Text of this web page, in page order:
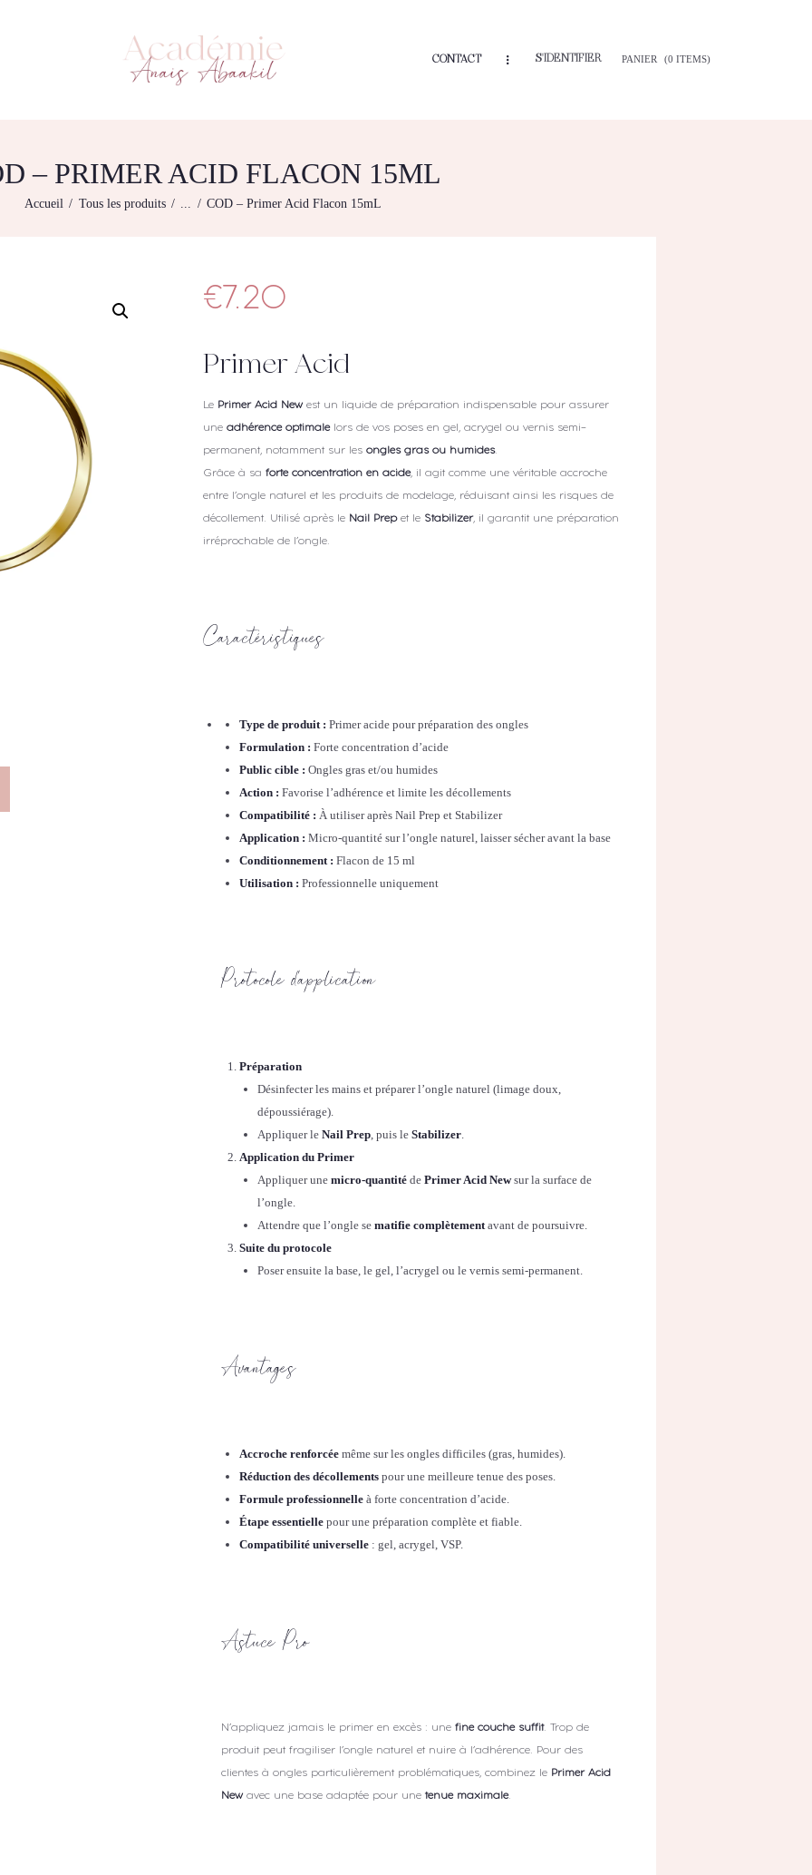
CONTACT S'IDENTIFIER PANIER (0 ITEMS)
– PRIMER ACID FLACON 15ML
Accueil Tous les produits COD – Primer Acid Flacon 15mL
ACADÉMIE ANAÏS ABAAKIL
Formation et shop Indigo
NOS FORMATIONS
AGENDA DE
BOUTIQUE
CONTACTEZ-NOUS
€7.20
Primer Acid
Le Primer Acid New est un liquide de préparation indispensable pour assurer
une adhérence optimalelors de vos poses en gel, acrygel ou vernis semi-
permanent, notamment sur les ongles gras ou humides.
Grâce à sa forte concentration en acide, il agit comme une véritable accroche
entre l’ongle naturel et les produits de modelage, réduisant ainsi les risques de
décollement. Utilisé après le Nail Prepet le Stabilizer, il garantit une préparation
irréprochable de l’ongle.
Caractéristiques
Type de produit : Primer acide pour préparation des ongles
Formulation : Forte concentration d’acide
Public cible : Ongles gras et/ou humides
Action : Favorise l’adhérence et limite les décollements
Compatibilité : À utiliser après Nail Prep et Stabilizer
Application : Micro-quantité sur l’ongle naturel, laisser sécher avant la base
Conditionnement : Flacon de 15 ml
Utilisation : Professionnelle uniquement
Protocole d’application
Préparation
Désinfecter les mains et préparer l’ongle naturel (limage doux,
dépoussiérage).
Appliquer leNail Prep , puis leStabilizer
Application du Primer
Appliquer unemicro-quantité dePrimer Acid Newsur la surface de
l’ongle.
Attendre que l’ongle sematifie complètement avant de poursuivre.
Suite du protocole
Poser ensuite la base, le gel, l’acrygel ou le vernis semi-permanent.
Avantages
Accroche renforcée même sur les ongles difficiles (gras, humides).
Réduction des décollements pour une meilleure tenue des poses.
Formule professionnelle à forte concentration d’acide.
Étape essentielle pour une préparation complète et fiable.
Compatibilité universelle : gel, acrygel, VSP.
Astuce Pro
N’appliquez jamais le primer en excès : unefine couche suffit. Trop de
produit peut fragiliser l’ongle naturel et nuire à l’adhérence. Pour des
clientes à ongles particulièrement problématiques, combinez le Primer Acid
New avec une base adaptée pour unetenue maximale.